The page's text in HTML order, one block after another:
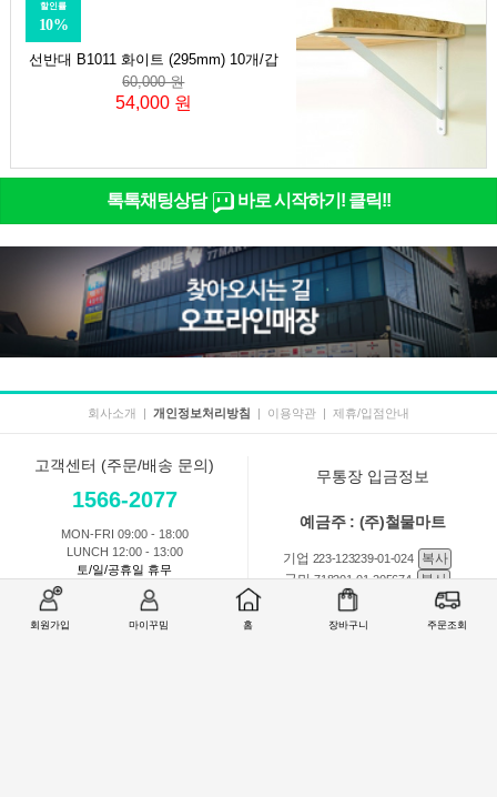
회원가입 마이꾸밈 홈 장바구니 주문조회
선반대 B1011 화이트 (295mm) 10개/갑
할인률
10%
60,000 원
54,000 원
톡톡채팅상담 바로 시작하기! 클릭!!
회사소개 | 개인정보처리방침 | 이용약관 | 제휴/입점안내
고객센터 (주문/배송 문의)
1566-2077
MON-FRI 09:00 - 18:00
LUNCH 12:00 - 13:00
토/일/공휴일 휴무
무통장 입금정보
예금주 : (주)철물마트
기업 223-123239-01-024
복사
국민718201-01-205674
복사
301-0168-3882-11 복사